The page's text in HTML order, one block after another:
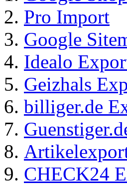
Pro Import
Google
Idealo
Geizhals
billiger.de
CHECK24